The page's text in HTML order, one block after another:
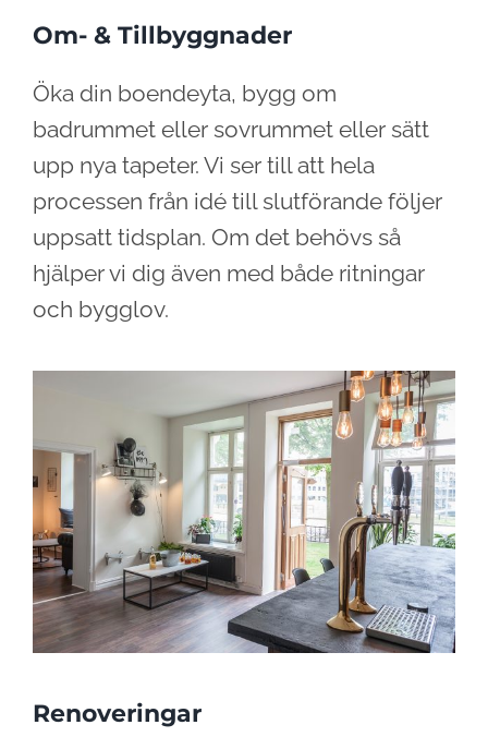
Om- & Tillbyggnader
Öka din boendeyta, bygg om
badrummet eller sovrummet eller sätt
upp nya tapeter. Vi ser till att hela
processen från idé till slutförande följer
uppsatt tidsplan. Om det behövs så
hjälper vi dig även med både ritningar
och bygglov.
Renoveringar